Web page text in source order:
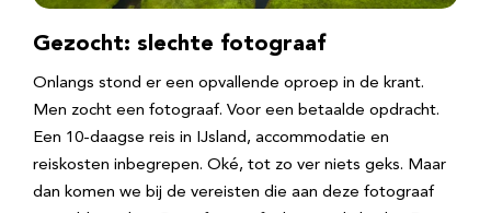
Gezocht: slechte fotograaf
Onlangs stond er een opvallende oproep in de krant.
Men zocht een fotograaf. Voor een betaalde opdracht.
Een 10-daagse reis in IJsland, accommodatie en
reiskosten inbegrepen. Oké, tot zo ver niets geks. Maar
dan komen we bij de vereisten die aan deze fotograaf